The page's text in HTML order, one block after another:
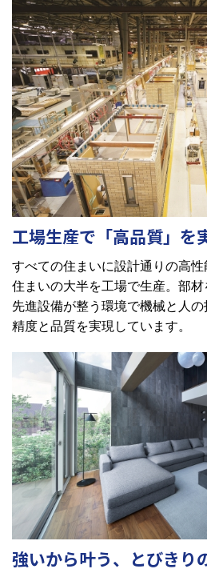
工場生産で「高品質」を
すべての住まいに設計通りの高性
住まいの大半を工場で生産。部材
先進設備が整う環境で機械と人
精度と品質を実現しています。
強いから叶う、とびきり